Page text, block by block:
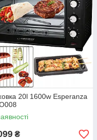
20l 1600w Esperanza
₴